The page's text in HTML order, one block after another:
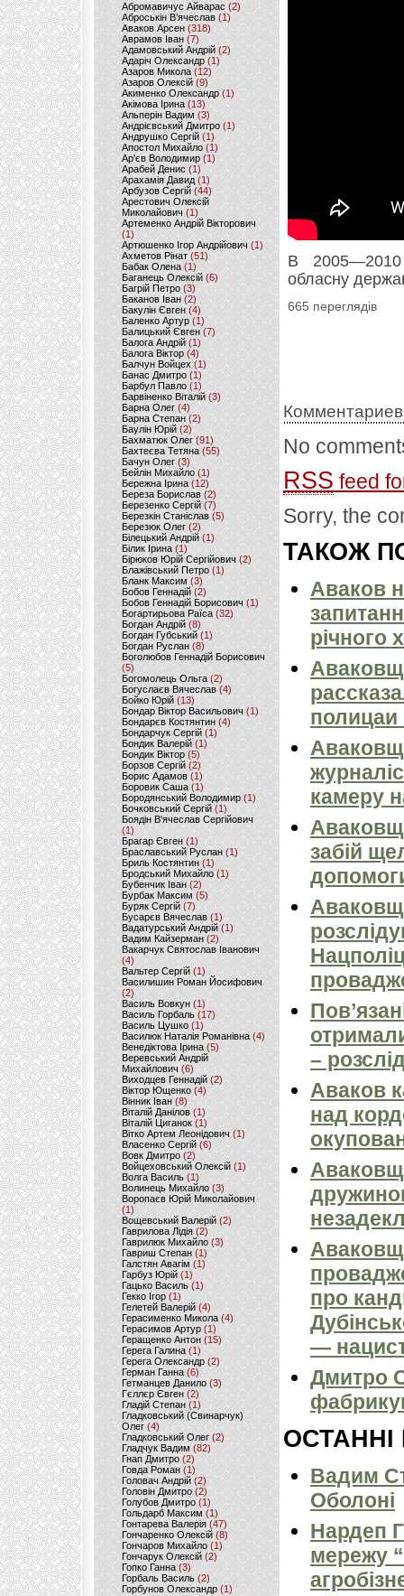
Абромавичус Айварас (2)
Аброськін В’ячеслав(1)
Аваков Арсен (318)
Аврамов Іван (7)
Адамовський Андрій(2)
Адаріч Олександр (1)
Азаров Микола (12)
Азаров Олексій (9)
Акименко Олександр(1)
Акімова Ірина(13)
Альперін Вадим (3)
Андрієвський Дмитро(1)
Андрушко Сергій(1)
Апостол Михайло(1)
Ар'єв Володимир (1)
Арабей Денис(1)
Арахамія Давид (1)
Арбузов Сергій (44)
Арестович Олексій
Миколайович(1)
Артеменко Андрій Вікторович
(1)
Артюшенко Ігор Андрійович(1)
Ахметов Рінат(51)
Бабак Олена(1)
Баганець Олексій(6)
Багрій Петро (3)
Баканов Іван(2)
Бакулін Євген (4)
Баленко Артур(1)
Балицький Євген(7)
Балога Андрій (1)
Балога Віктор (4)
Балчун Войцех (1)
Банас Дмитро (1)
Барбул Павло(1)
Барвіненко Віталій(3)
Барна Олег (4)
Барна Степан (2)
Баулін Юрій (2)
Бахматюк Олег (91)
Бахтеєва Тетяна(55)
Бачун Олег (3)
Бейлін Михайло (1)
Бережна Ірина(12)
Береза Борислав(2)
Березенко Сергій (7)
Березкін Станіслав (5)
Березюк Олег(2)
Білецький Андрій (1)
Білик Ірина (1)
Бірюков Юрій Сергійович (2)
Блажівський Петро (1)
Бланк Максим(3)
Бобов Геннадій (2)
Бобов Геннадій Борисович (1)
Богартирьова Раїса (32)
Богдан Андрій(8)
Богдан Губський (1)
Богдан Руслан(8)
Боголюбов Геннадій Борисович
(5)
Богомолець Ольга (2)
Богуслаєв Вячеслав (4)
Бойко Юрій (13)
Бондар Віктор Васильович (1)
Бондарєв Костянтин (4)
Бондарчук Сергій(1)
Бондик Валерій (1)
Бондик Віктор(5)
Борзов Сергiй (2)
Борис Адамов(1)
Боровик Саша (1)
Бородянський Володимир (1)
Бочковський Сергій (1)
Боядін В'ячеслав Сергійович
(1)
Брагар Євген (1)
Браславський Руслан (1)
Бриль Костянтин (1)
Бродський Михайло (1)
Бубенчик Іван(2)
Бурбак Максим (5)
Буряк Сергій (7)
Бусарєв Вячеслав (1)
Вадатурський Андрій (1)
Вадим Кайзерман (2)
Вакарчук Святослав Іванович
(4)
Вальтер Сергій (1)
Василишин Роман Йосифович
(2)
Василь Вовкун (1)
Василь Горбаль (17)
Василь Цушко (1)
Василюк Наталія Романівна (4)
Венедіктова Ірина(5)
Веревський Андрій
Михайлович (6)
Виходцев Геннадій (2)
Віктор Ющенко (4)
Вінник Іван (8)
Віталій Данілов (1)
Віталій Циганок (1)
Вітко Артем Леонідович(1)
Власенко Сергій (6)
Вовк Дмитро(2)
Войцеховський Олексій(1)
Волга Василь (1)
Волинець Михайло (3)
Воропаєв Юрій Миколайович
(1)
Вощевський Валерій(2)
Гаврилова Лідія (2)
Гаврилюк Михайло (3)
Гавриш Степан (1)
Галстян Авагім (1)
Гарбуз Юрій (1)
Гацько Василь (1)
Гекко Ігор(1)
Гелетей Валерій (4)
Герасименко Микола (4)
Герасимов Артур (1)
Геращенко Антон(15)
Герега Галина (1)
Герега Олександр (2)
Герман Ганна (6)
Гетманцев Данило (3)
Гєллєр Євген (2)
Гладій Степан(1)
Гладковський (Свинарчук)
Олег (4)
Гладковський Олег (2)
Гладчук Вадим (82)
Гнап Дмитро (2)
Говда Роман(1)
Головач Андрій (2)
Головін Дмитро (2)
Голубов Дмитро (1)
Гольдарб Максим(1)
Гонтарева Валерія (47)
Гончаренко Олексій(8)
Гончаров Михайло (1)
Гончарук Олексій (2)
Гопко Ганна (3)
Горбаль Василь (2)
Горбунов Олександр (1)
В 2005—2010
обласну
665 переглядів
No
RSS feed
Sorry, the
ТАКОЖ
Аваков
річного
полицаи
камеру
забій
–
Аваков
над
про
—
Дмитро
ОСТАННІ
Вадим
Оболоні
Нардеп
мережу